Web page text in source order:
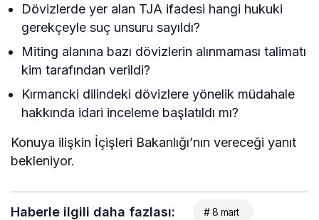
Dövizlerde yer alan TJA ifadesi hangi hukuki
gerekçeyle suç unsuru sayıldı?
Miting alanına bazı dövizlerin alınmaması talimatı
kim tarafından verildi?
Kırmancki dilindeki dövizlere yönelik müdahale
hakkında idari inceleme başlatıldı mı?
Konuya ilişkin İçişleri Bakanlığı’nın vereceği yanıt
bekleniyor.
Haberle ilgili daha fazlası: # 8 mart